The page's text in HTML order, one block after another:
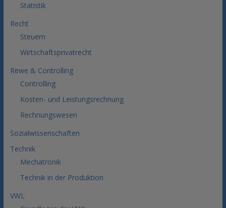
Statistik
Recht
Steuern
Wirtschaftsprivatrecht
Rewe & Controlling
Controlling
Kosten- und Leistungsrechnung
Rechnungswesen
Sozialwissenschaften
Technik
Mechatronik
Technik in der Produktion
VWL